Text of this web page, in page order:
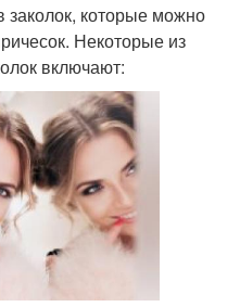
которые можно
Некоторые из
включают: